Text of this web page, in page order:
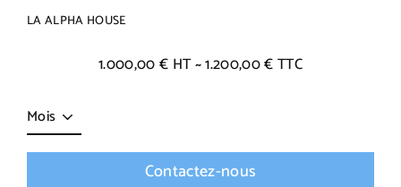
LA ALPHA HOUSE
Prix
1.000,00 € HT ~ 1.200,00 € TTC
Title
Contactez-nous